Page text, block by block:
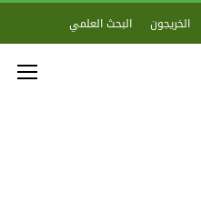
الخريجون البحث العلمي